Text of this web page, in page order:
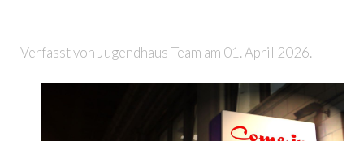
Verfasst von Jugendhaus-Team am 01. April 2026.